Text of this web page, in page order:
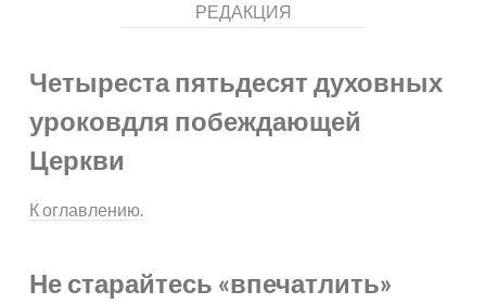
РЕДАКЦИЯ
Четыреста пятьдесят духовных
уроковдля побеждающей
Церкви
К оглавлению.
Не старайтесь «впечатлить»